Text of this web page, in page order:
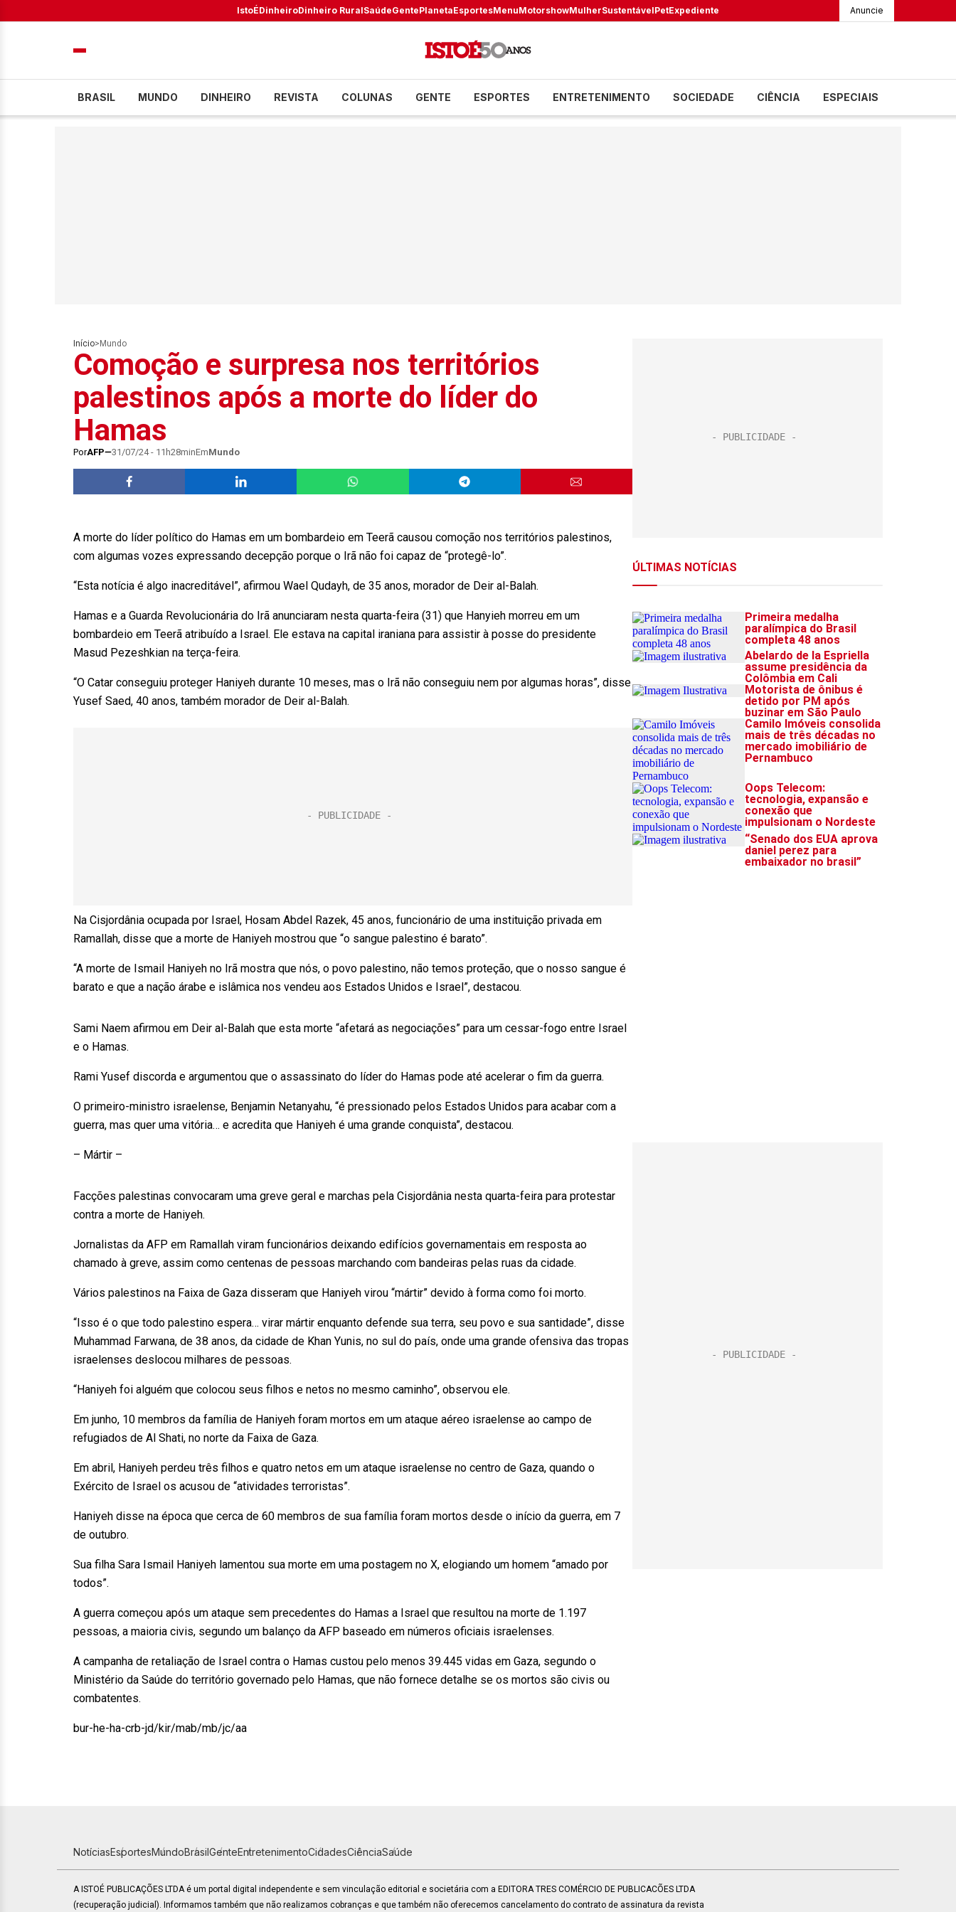
IstoÉDinheiroDinheiro RuralSaúdeGentePlanetaEsportesMenuMotorshowMulherSustentávelPetExpediente Anuncie
BRASIL MUNDO DINHEIRO REVISTA COLUNAS GENTE ESPORTES ENTRETENIMENTO SOCIEDADE CIÊNCIA ESPECIAIS
Início> Mundo
Comoção e surpresa nos territórios
palestinos após a morte do líder do
Hamas
PorAFP 31/07/24 - 11h28minEmMundo
A morte do líder político do Hamas em um bombardeio em Teerã causou comoção nos territórios palestinos,
com algumas vozes expressando decepção porque o Irã não foi capaz de “protegê-lo”.
“Esta notícia é algo inacreditável”, afirmou Wael Qudayh, de 35 anos, morador de Deir al-Balah.
Hamas e a Guarda Revolucionária do Irã anunciaram nesta quarta-feira (31) que Hanyieh morreu em um
bombardeio em Teerã atribuído a Israel. Ele estava na capital iraniana para assistir à posse do presidente
Masud Pezeshkian na terça-feira.
“O Catar conseguiu proteger Haniyeh durante 10 meses, mas o Irã não conseguiu nem por algumas horas”, disse
Yusef Saed, 40 anos, também morador de Deir al-Balah.
Na Cisjordânia ocupada por Israel, Hosam Abdel Razek, 45 anos, funcionário de uma instituição privada em
Ramallah, disse que a morte de Haniyeh mostrou que “o sangue palestino é barato”.
“A morte de Ismail Haniyeh no Irã mostra que nós, o povo palestino, não temos proteção, que o nosso sangue é
barato e que a nação árabe e islâmica nos vendeu aos Estados Unidos e Israel”, destacou.
Sami Naem afirmou em Deir al-Balah que esta morte “afetará as negociações” para um cessar-fogo entre Israel
e o Hamas.
Rami Yusef discorda e argumentou que o assassinato do líder do Hamas pode até acelerar o fim da guerra.
O primeiro-ministro israelense, Benjamin Netanyahu, “é pressionado pelos Estados Unidos para acabar com a
guerra, mas quer uma vitória… e acredita que Haniyeh é uma grande conquista”, destacou.
– Mártir –
Facções palestinas convocaram uma greve geral e marchas pela Cisjordânia nesta quarta-feira para protestar
contra a morte de Haniyeh.
Jornalistas da AFP em Ramallah viram funcionários deixando edifícios governamentais em resposta ao
chamado à greve, assim como centenas de pessoas marchando com bandeiras pelas ruas da cidade.
Vários palestinos na Faixa de Gaza disseram que Haniyeh virou “mártir” devido à forma como foi morto.
“Isso é o que todo palestino espera… virar mártir enquanto defende sua terra, seu povo e sua santidade”, disse
Muhammad Farwana, de 38 anos, da cidade de Khan Yunis, no sul do país, onde uma grande ofensiva das tropas
israelenses deslocou milhares de pessoas.
“Haniyeh foi alguém que colocou seus filhos e netos no mesmo caminho”, observou ele.
Em junho, 10 membros da família de Haniyeh foram mortos em um ataque aéreo israelense ao campo de
refugiados de Al Shati, no norte da Faixa de Gaza.
Em abril, Haniyeh perdeu três filhos e quatro netos em um ataque israelense no centro de Gaza, quando o
Exército de Israel os acusou de “atividades terroristas”.
Haniyeh disse na época que cerca de 60 membros de sua família foram mortos desde o início da guerra, em 7
de outubro.
Sua filha Sara Ismail Haniyeh lamentou sua morte em uma postagem no X, elogiando um homem “amado por
todos”.
A guerra começou após um ataque sem precedentes do Hamas a Israel que resultou na morte de 1.197
pessoas, a maioria civis, segundo um balanço da AFP baseado em números oficiais israelenses.
A campanha de retaliação de Israel contra o Hamas custou pelo menos 39.445 vidas em Gaza, segundo o
Ministério da Saúde do território governado pelo Hamas, que não fornece detalhe se os mortos são civis ou
combatentes.
bur-he-ha-crb-jd/kir/mab/mb/jc/aa
NotíciasEsportesMundoBrasilGenteEntretenimentoCidadesCiênciaSaúde
A ISTOÉ PUBLICAÇÕES LTDA é um portal digital independente e sem vinculação editorial e societária com a EDITORA TRES COMÉRCIO DE PUBLICACÕES LTDA
(recuperação judicial). Informamos também que não realizamos cobranças e que também não oferecemos cancelamento do contrato de assinatura da revista